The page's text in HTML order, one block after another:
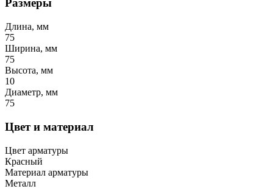
Размеры
Длина, мм
75
Ширина, мм
75
Высота, мм
10
Диаметр, мм
75
Цвет и материал
Цвет арматуры
Красный
Материал арматуры
Металл